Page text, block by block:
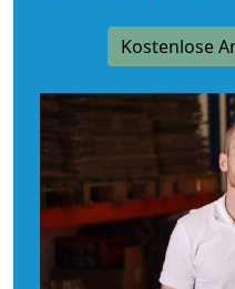
Kostenlose